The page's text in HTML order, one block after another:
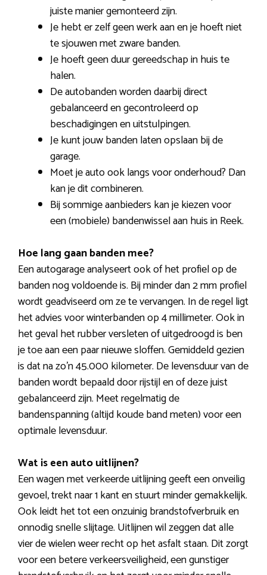
juiste manier gemonteerd zijn.
Je hebt er zelf geen werk aan en je hoeft niet
te sjouwen met zware banden.
Je hoeft geen duur gereedschap in huis te
halen.
De autobanden worden daarbij direct
gebalanceerd en gecontroleerd op
beschadigingen en uitstulpingen.
Je kunt jouw banden laten opslaan bij de
garage.
Moet je auto ook langs voor onderhoud? Dan
kan je dit combineren.
Bij sommige aanbieders kan je kiezen voor
een (mobiele) bandenwissel aan huis in Reek.
Hoe lang gaan banden mee?
Een autogarage analyseert ook of het profiel op de
banden nog voldoende is. Bij minder dan 2 mm profiel
wordt geadviseerd om ze te vervangen. In de regel ligt
het advies voor winterbanden op 4 millimeter. Ook in
het geval het rubber versleten of uitgedroogd is ben
je toe aan een paar nieuwe sloffen. Gemiddeld gezien
is dat na zo’n 45.000 kilometer. De levensduur van de
banden wordt bepaald door rijstijl en of deze juist
gebalanceerd zijn. Meet regelmatig de
bandenspanning (altijd koude band meten) voor een
optimale levensduur.
Wat is een auto uitlijnen?
Een wagen met verkeerde uitlijning geeft een onveilig
gevoel, trekt naar 1 kant en stuurt minder gemakkelijk.
Ook leidt het tot een onzuinig brandstofverbruik en
onnodig snelle slijtage. Uitlijnen wil zeggen dat alle
vier de wielen weer recht op het asfalt staan. Dit zorgt
voor een betere verkeersveiligheid, een gunstiger